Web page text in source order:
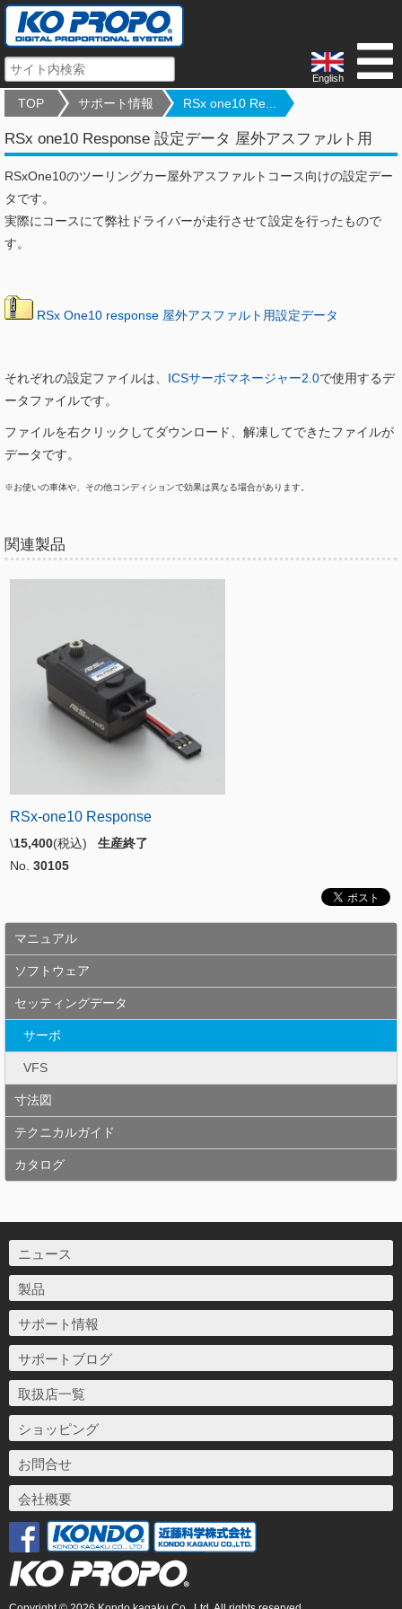
English
TOP サポート情報 RSx one10 Re...
RSx one10 Response 設定データ 屋外アスファルト用
RSxOne10のツーリングカー屋外アスファルトコース向けの設定デー
タです。
実際にコースにて弊社ドライバーが走行させて設定を行ったもので
す。
RSx One10 response 屋外アスファルト用設定データ
それぞれの設定ファイルは、 ICSサーボマネージャー2.0で使用するデ
ータファイルです。
ファイルを右クリックしてダウンロード、解凍してできたファイルが
データです。
※お使いの車体や、その他コンディションで効果は異なる場合があります。
関連製品
RSx-one10 Response
\15,400(税込) 生産終了
No. 30105
マニュアル
ソフトウェア
セッティングデータ
サーボ
VFS
寸法図
テクニカルガイド
カタログ
ニュース
製品
サポート情報
サポートブログ
取扱店一覧
ショッピング
お問合せ
会社概要